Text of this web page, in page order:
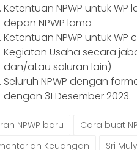
Ketentuan NPWP untuk
depan NPWP lama
Ketentuan NPWP untuk
Kegiatan Usaha secara
dan/atau saluran lain)
Seluruh NPWP dengan
dengan 31 Desember 2023.
NPWP baru Cara buat
Keuangan
Sri